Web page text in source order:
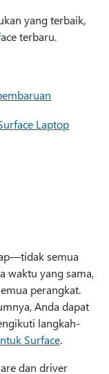
yang terbaik,
terbaru.
Laptop
semua
waktu yang sama,
perangkat.
Anda dapat
langkah-
Surface.
dan driver